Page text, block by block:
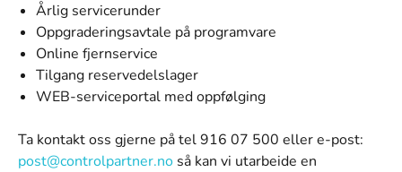
Årlig servicerunder
Oppgraderingsavtale på programvare
Online fjernservice
Tilgang reservedelslager
WEB-serviceportal med oppfølging
Ta kontakt oss gjerne på tel 916 07 500 eller e-post:
post@controlpartner.no så kan vi utarbeide en